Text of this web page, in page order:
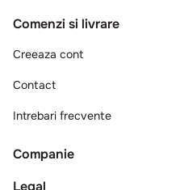
Comenzi si livrare
Creeaza cont
Contact
Intrebari frecvente
Companie
Legal